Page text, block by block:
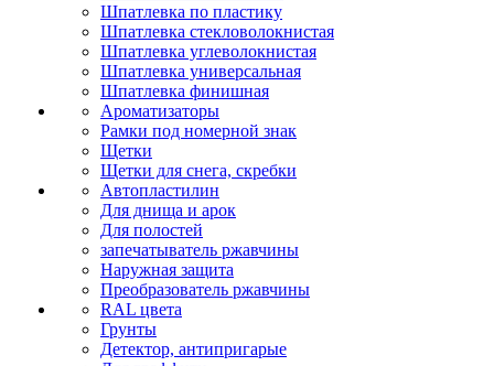
Шпатлевка по пластику
Шпатлевка стекловолокнистая
Шпатлевка углеволокнистая
Шпатлевка универсальная
Шпатлевка финишная
Ароматизаторы
Рамки под номерной знак
Щетки
Щетки для снега, скребки
Автопластилин
Для днища и арок
Для полостей
запечатыватель ржавчины
Наружная защита
Преобразователь ржавчины
RAL цвета
Грунты
Детектор, антипригарые